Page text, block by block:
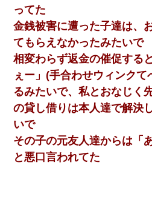
ってた
金銭被害に遭った子達は、
てもらえなかったみたいで
相変わらず返金の催促する
ぇー」(手合わせウィンク
るみたいで、私とおなじく
の貸し借りは本人達で解決
いで
その子の元友人達からは「
と悪口言われてた